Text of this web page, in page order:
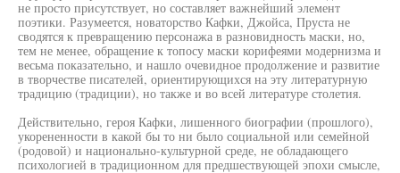
не просто присутствует, но составляет важнейший элемент
поэтики. Разумеется, новаторство Кафки, Джойса, Пруста не
сводятся к превращению персонажа в разновидность маски, но,
тем не менее, обращение к топосу маски корифеями модернизма и
весьма показательно, и нашло очевидное продолжение и развитие
в творчестве писателей, ориентирующихся на эту литературную
традицию (традиции), но также и во всей литературе столетия.
Действительно, героя Кафки, лишенного биографии (прошлого),
укорененности в какой бы то ни было социальной или семейной
(родовой) и национально-культурной среде, не обладающего
психологией в традиционном для предшествующей эпохи смысле,